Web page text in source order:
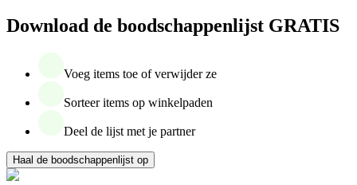
Download de boodschappenlijst GRATIS
Voeg items toe of verwijder ze
Sorteer items op winkelpaden
Deel de lijst met je partner
Haal de boodschappenlijst op